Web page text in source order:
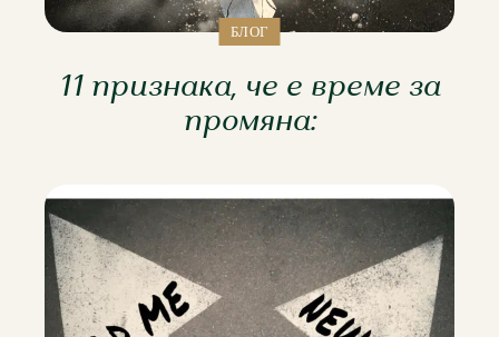
БЛОГ
11 признака, че е време за
промяна: